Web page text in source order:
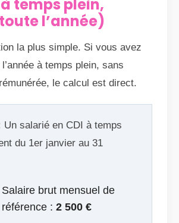
temps plein,
l’année)
la plus simple. Si vous avez
à temps plein, sans
le calcul est direct.
Un salarié en CDI à temps
du 1er janvier au 31
Salaire brut mensuel de
référence : 2 500 €